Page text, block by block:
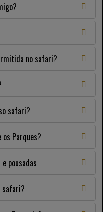
no safari?
safari?
Parques?
pousadas
safari?